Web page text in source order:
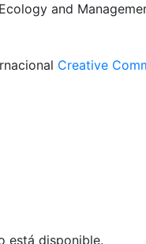
and
Creative
está disponible.